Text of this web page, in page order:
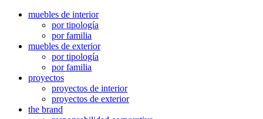
muebles de interior
por tipología
por familia
muebles de exterior
por tipología
por familia
proyectos
proyectos de interior
proyectos de exterior
the brand